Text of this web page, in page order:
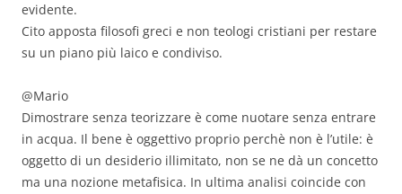
evidente.
Cito apposta filosofi greci e non teologi cristiani per restare
su un piano più laico e condiviso.
@Mario
Dimostrare senza teorizzare è come nuotare senza entrare
in acqua. Il bene è oggettivo proprio perchè non è l’utile: è
oggetto di un desiderio illimitato, non se ne dà un concetto
ma una nozione metafisica. In ultima analisi coincide con